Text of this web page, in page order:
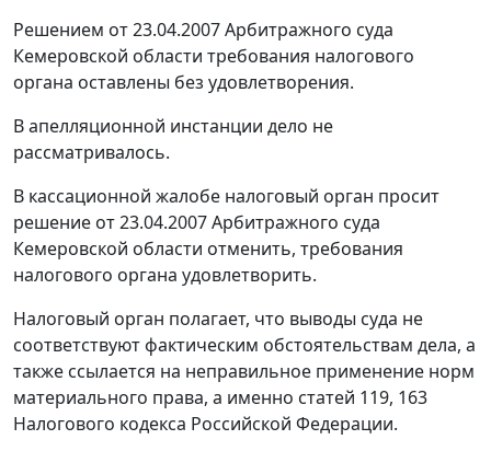
Решением от 23.04.2007 Арбитражного суда
Кемеровской области требования налогового
органа оставлены без удовлетворения.
В апелляционной инстанции дело не
рассматривалось.
В кассационной жалобе налоговый орган просит
решение от 23.04.2007 Арбитражного суда
Кемеровской области отменить, требования
налогового органа удовлетворить.
Налоговый орган полагает, что выводы суда не
соответствуют фактическим обстоятельствам дела, а
также ссылается на неправильное применение норм
материального права, а именно статей 119, 163
Налогового кодекса Российской Федерации.